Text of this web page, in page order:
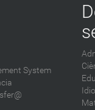
System